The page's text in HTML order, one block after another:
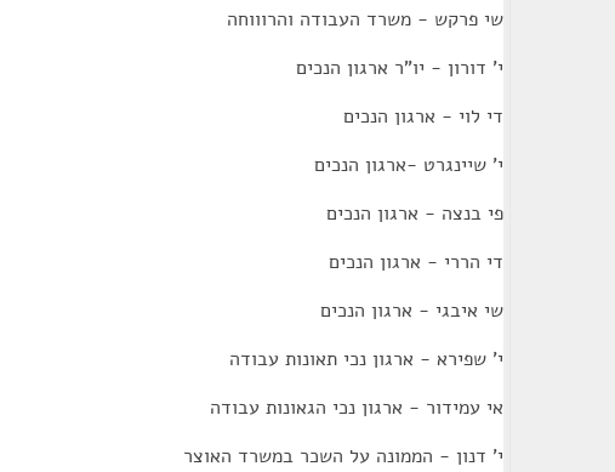
שי פרקש - משרד העבודה והרוווחה
י' דורון - יו"ר ארגון הנכים
די לוי - ארגון הנכים
י' שיינגרט -ארגון הנכים
פי בנצה - ארגון הנכים
די הררי - ארגון הנכים
שי איבגי - ארגון הנכים
י' שפירא - ארגון נכי תאונות עבודה
אי עמידור - ארגון נכי הגאונות עבודה
י' דנון - הממונה על השכר במשרד האוצר